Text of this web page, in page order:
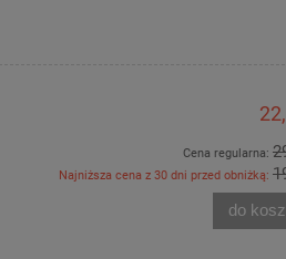
Cena regularna:
Najniższa cena z 30 dni przed obniżką:
do